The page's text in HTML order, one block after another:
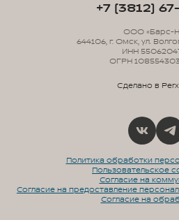
Политика обработки
Пользовательское
Согласие на
Согласие на предоставление
Согласие на
+7 (3812)
ООО «Барс-
644106, г. Омск, ул.
ИНН
ОГРН
Сделано в Perx